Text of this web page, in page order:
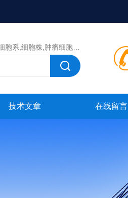
菌种，CMCC 菌种，标准菌株，质控菌种，微生物菌种，菌株，菌种
技术文章 在线留言